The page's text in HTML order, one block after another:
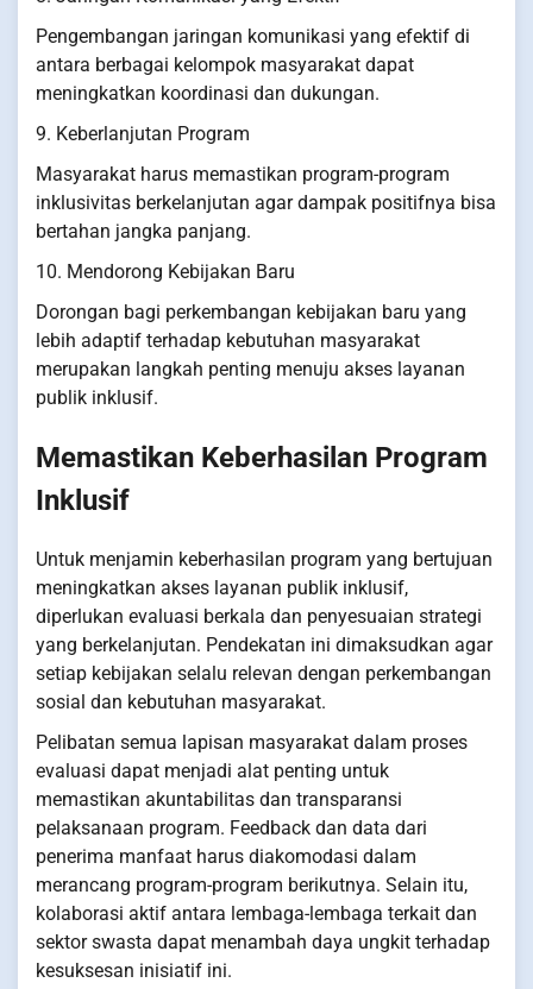
Pengembangan jaringan komunikasi yang efektif di
antara berbagai kelompok masyarakat dapat
meningkatkan koordinasi dan dukungan.
9. Keberlanjutan Program
Masyarakat harus memastikan program-program
inklusivitas berkelanjutan agar dampak positifnya bisa
bertahan jangka panjang.
10. Mendorong Kebijakan Baru
Dorongan bagi perkembangan kebijakan baru yang
lebih adaptif terhadap kebutuhan masyarakat
merupakan langkah penting menuju akses layanan
publik inklusif.
Memastikan Keberhasilan Program
Inklusif
Untuk menjamin keberhasilan program yang bertujuan
meningkatkan akses layanan publik inklusif,
diperlukan evaluasi berkala dan penyesuaian strategi
yang berkelanjutan. Pendekatan ini dimaksudkan agar
setiap kebijakan selalu relevan dengan perkembangan
sosial dan kebutuhan masyarakat.
Pelibatan semua lapisan masyarakat dalam proses
evaluasi dapat menjadi alat penting untuk
memastikan akuntabilitas dan transparansi
pelaksanaan program. Feedback dan data dari
penerima manfaat harus diakomodasi dalam
merancang program-program berikutnya. Selain itu,
kolaborasi aktif antara lembaga-lembaga terkait dan
sektor swasta dapat menambah daya ungkit terhadap
kesuksesan inisiatif ini.